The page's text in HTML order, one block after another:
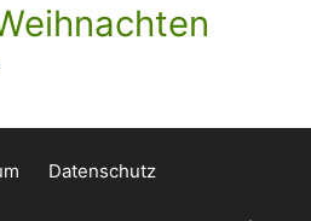
Datenschutz